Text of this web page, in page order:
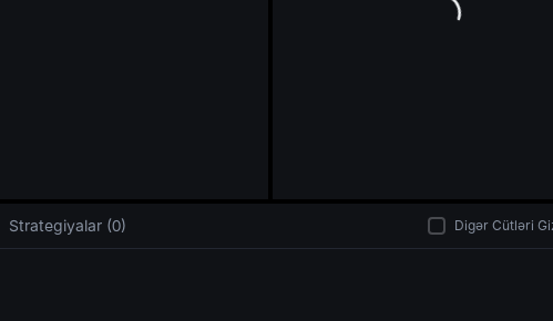
Strategiyalar (0) Digər Cütləri